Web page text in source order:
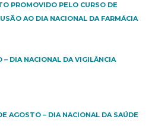
PROMOVIDO PELO CURSO DE
AO DIA NACIONAL DA FARMÁCIA
– DIA NACIONAL DA VIGILÂNCIA
AGOSTO – DIA NACIONAL DA SAÚDE